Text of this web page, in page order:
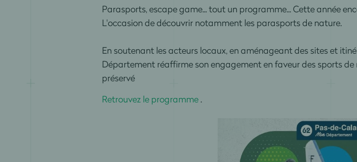
Parasports, escape game... tout un programme...Cette année
L'occasion de découvrir notamment les parasports de nature.
En soutenant les acteurs locaux, en aménageant des sites et
Département réaffirme son engagement en faveur des sports
préservé
Retrouvez le programme.